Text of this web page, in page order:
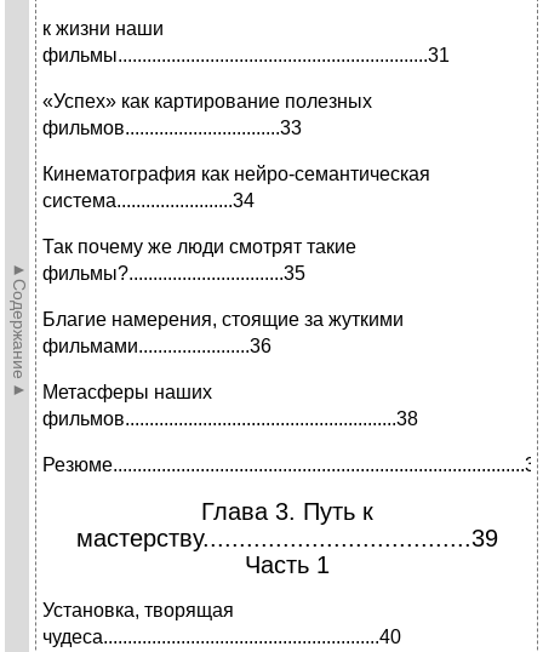
►Содержание►
к жизни наши
фильмы................................................................31
«Успех» как картирование полезных
фильмов................................33
Кинематография как нейро-семантическая
система........................34
Так почему же люди смотрят такие
фильмы?................................35
Благие намерения, стоящие за жуткими
фильмами.......................36
Метасферы наших
фильмов........................................................38
Глава 3. Путь к
мастерству.....................................39
Часть 1
Установка, творящая
чудеса.........................................................40